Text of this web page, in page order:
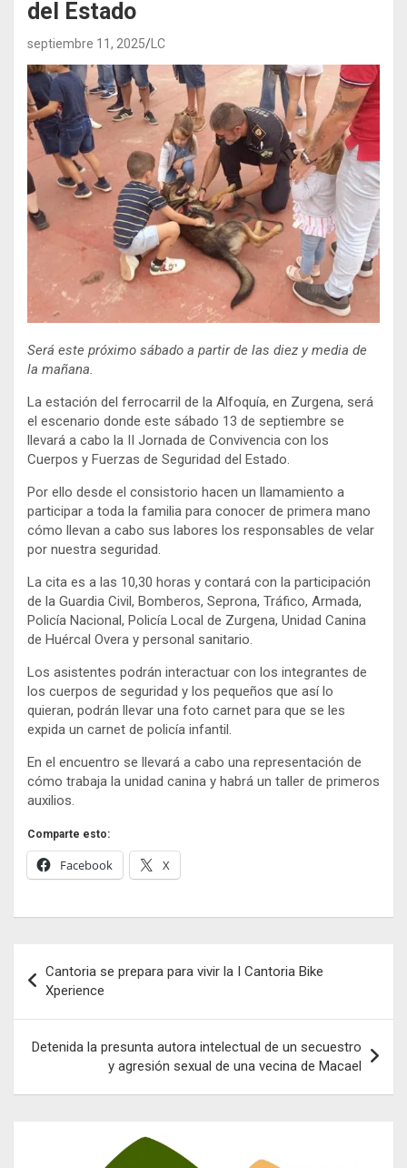
del Estado
septiembre 11, 2025 LC
Será este próximo sábado a partir de las diez y media de
la mañana.
La estación del ferrocarril de la Alfoquía, en Zurgena, será
el escenario donde este sábado 13 de septiembre se
llevará a cabo la II Jornada de Convivencia con los
Cuerpos y Fuerzas de Seguridad del Estado.
Por ello desde el consistorio hacen un llamamiento a
participar a toda la familia para conocer de primera mano
cómo llevan a cabo sus labores los responsables de velar
por nuestra seguridad.
La cita es a las 10,30 horas y contará con la participación
de la Guardia Civil, Bomberos, Seprona, Tráfico, Armada,
Policía Nacional, Policía Local de Zurgena, Unidad Canina
de Huércal Overa y personal sanitario.
Los asistentes podrán interactuar con los integrantes de
los cuerpos de seguridad y los pequeños que así lo
quieran, podrán llevar una foto carnet para que se les
expida un carnet de policía infantil.
En el encuentro se llevará a cabo una representación de
cómo trabaja la unidad canina y habrá un taller de primeros
auxilios.
Comparte esto:
Facebook X
de
entradas
Cantoria se prepara para vivir la I Cantoria Bike
Xperience
Detenida la presunta autora intelectual de un secuestro
y agresión sexual de una vecina de Macael